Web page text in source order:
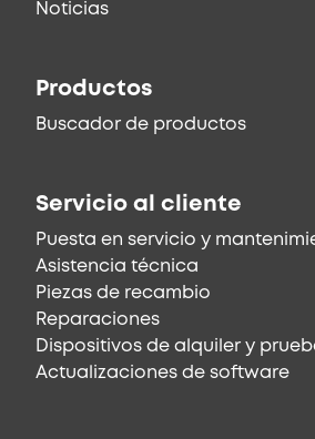
Noticias
Productos
Buscador de productos
Servicio al cliente
Puesta en servicio y
Asistencia técnica
Piezas de recambio
Reparaciones
Dispositivos de alquiler y
Actualizaciones de software